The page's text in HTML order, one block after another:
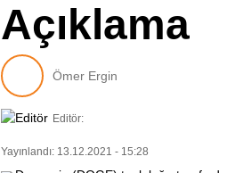
Açıklama
Ömer Ergin
Editör:
Yayınlandı: 13.12.2021 - 15:28